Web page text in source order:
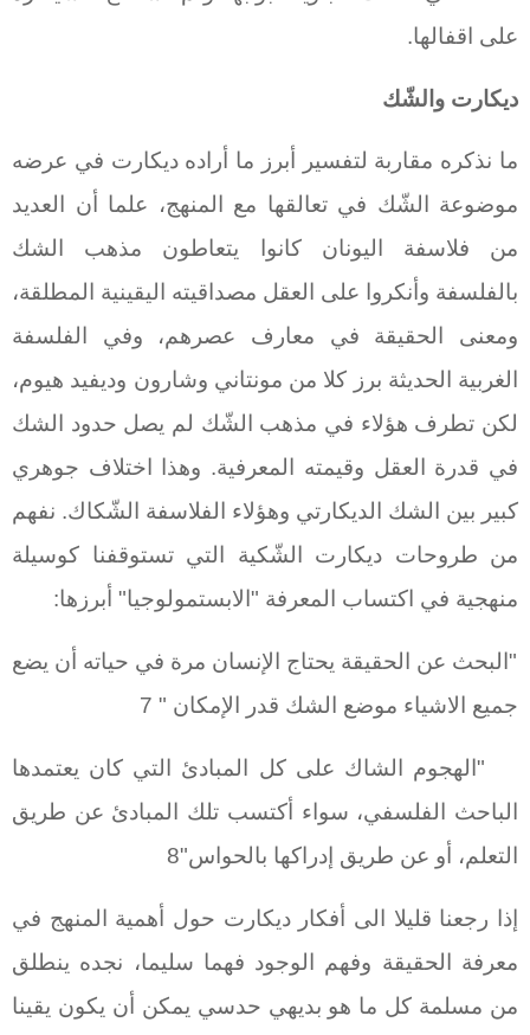
على اقفالها.
ديكارت والشّك
ما نذكره مقاربة لتفسير أبرز ما أراده ديكارت في عرضه
موضوعة الشّك في تعالقها مع المنهج، علما أن العديد
من فلاسفة اليونان كانوا يتعاطون مذهب الشك
بالفلسفة وأنكروا على العقل مصداقيته اليقينية المطلقة،
ومعنى الحقيقة في معارف عصرهم، وفي الفلسفة
الغربية الحديثة برز كلا من مونتاني وشارون وديفيد هيوم،
لكن تطرف هؤلاء في مذهب الشّك لم يصل حدود الشك
في قدرة العقل وقيمته المعرفية. وهذا اختلاف جوهري
كبير بين الشك الديكارتي وهؤلاء الفلاسفة الشّكاك. نفهم
من طروحات ديكارت الشّكية التي تستوقفنا كوسيلة
منهجية في اكتساب المعرفة "الابستمولوجيا" أبرزها:
"البحث عن الحقيقة يحتاج الإنسان مرة في حياته أن يضع
جميع الاشياء موضع الشك قدر الإمكان " 7
"الهجوم الشاك على كل المبادئ التي كان يعتمدها
الباحث الفلسفي، سواء أكتسب تلك المبادئ عن طريق
التعلم، أو عن طريق إدراكها بالحواس"8
إذا رجعنا قليلا الى أفكار ديكارت حول أهمية المنهج في
معرفة الحقيقة وفهم الوجود فهما سليما، نجده ينطلق
من مسلمة كل ما هو بديهي حدسي يمكن أن يكون يقينا